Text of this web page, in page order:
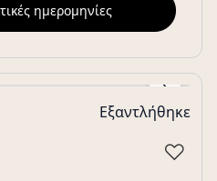
ημερομηνίες
›
Εξαντλήθηκε
♡